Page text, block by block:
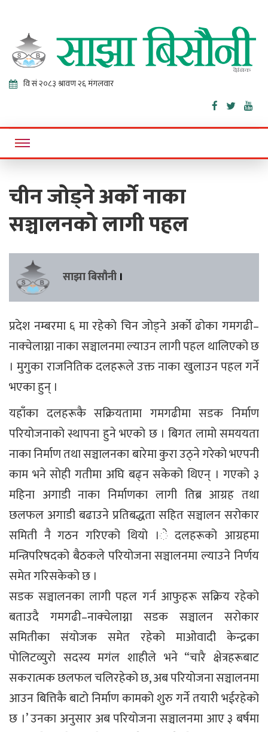
Sajha
Bisaunee
Online News Portal
चीन जोड्ने अर्को नाका
सञ्चालनको लागी पहल
साझा बिसौनी ।
प्रदेश नम्बरमा ६ मा रहेको चिन जोड्ने अर्को ढोका गमगढी–
नाक्चेलाग्ना नाका सञ्चालनमा ल्याउन लागी पहल थालिएको छ
। मुगुका राजनितिक दलहरूले उक्त नाका खुलाउन पहल गर्ने
भएका हुन् ।
यहाँका दलहरूकै सक्रियतामा गमगढीमा सडक निर्माण
परियोजनाको स्थापना हुने भएको छ । बिगत लामो समययता
नाका निर्माण तथा सञ्चालनका बारेमा कुरा उठ्ने गरेको भएपनी
काम भने सोही गतीमा अघि बढ्न सकेको थिएन् । गएको ३
महिना अगाडी नाका निर्माणका लागी तिब्र आग्रह तथा
छलफल अगाडी बढाउने प्रतिबद्धता सहित सञ्चालन सरोकार
समिती नै गठन गरिएको थियो ।े दलहरूको आग्रहमा
मन्त्रिपरिषदको बैठकले परियोजना सञ्चालनमा ल्याउने निर्णय
समेत गरिसकेको छ ।
सडक सञ्चालनका लागी पहल गर्न आफुहरू सक्रिय रहेको
बताउदै गमगढी–नाक्चेलाग्ना सडक सञ्चालन सरोकार
समितीका संयोजक समेत रहेको माओवादी केन्द्रका
पोलिटव्युरो सदस्य मगंल शाहीले भने “चारै क्षेत्रहरूबाट
सकरात्मक छलफल चलिरहेको छ, अब परियोजना सञ्चालनमा
आउन बित्तिकै बाटो निर्माण कामको शुरु गर्ने तयारी भईरहेको
छ ।’ उनका अनुसार अब परियोजना सञ्चालनमा आए ३ बर्षमा